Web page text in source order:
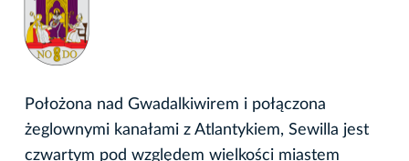
Położona nad Gwadalkiwirem i połączona
żeglownymi kanałami z Atlantykiem, Sewilla jest
czwartym pod względem wielkości miastem